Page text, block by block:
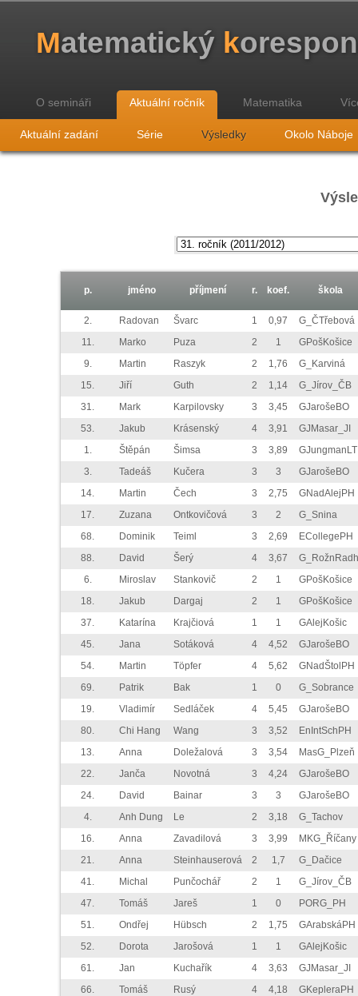
Matematický k
O semináři Aktuální ročník Matematika
Aktuální zadání Série Výsledky Okolo Náboje
p. jméno příjmení r. koef. škola
2. Radovan Švarc 1 0,97
G_ČTřebová
11.
Marko Puza 2 1
GPošKošice
9.
Martin Raszyk 2 1,76
G_Karviná
15.
Jiří Guth 2 1,14
G_Jírov_ČB
31.
Mark Karpilovsky 3 3,45
GJarošeBO
53.
Jakub Krásenský 4 3,91
GJMasar_JI
1.
Štěpán Šimsa 3 3,89
GJungmanLT
3.
Tadeáš Kučera 3 3
GJarošeBO
14.
Martin Čech 3 2,75
GNadAlejPH
17.
Zuzana Ontkovičová 3 2
G_Snina
68.
Dominik Teiml 3 2,69
ECollegePH
88.
David Šerý 4 3,67
G_RožnRadh
6.
Miroslav Stankovič 2 1
GPošKošice
18.
Jakub Dargaj 2 1
GPošKošice
37.
Katarína Krajčiová 1 1
GAlejKošic
45.
Jana Sotáková 4 4,52
GJarošeBO
54.
Martin Töpfer 4 5,62
GNadŠtolPH
69.
Patrik Bak 1 0
G_Sobrance
19.
Vladimír Sedláček 4 5,45
GJarošeBO
80.
Chi Hang Wang 3 3,52
EnIntSchPH
13.
Anna Doležalová 3 3,54
MasG_Plzeň
22.
Janča Novotná 3 4,24
GJarošeBO
24.
David Bainar 3 3
GJarošeBO
4.
Anh Dung Le 2 3,18
G_Tachov
16.
Anna Zavadilová 3 3,99
MKG_Říčany
21.
Anna Steinhauserová 2 1,7
G_Dačice
41.
Michal Punčochář 2 1
G_Jírov_ČB
47.
Tomáš Jareš 1 0
PORG_PH
51.
Ondřej Hübsch 2 1,75
GArabskáPH
52.
Dorota Jarošová 1 1
GAlejKošic
61.
Jan Kuchařík 4 3,63
GJMasar_JI
66.
Tomáš Rusý 4 4,18
GKepleraPH